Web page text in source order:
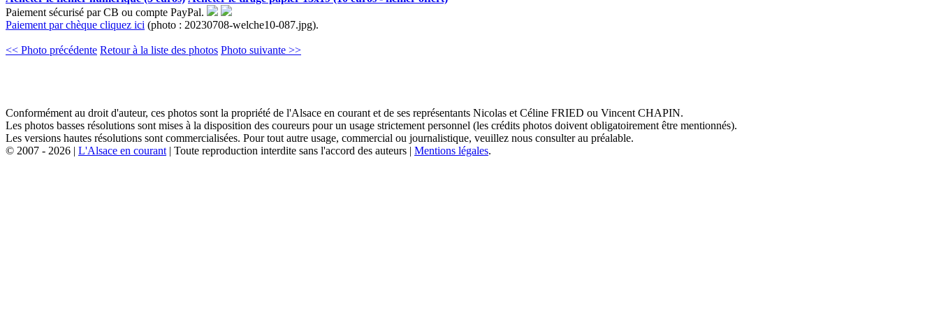
Paiement sécurisé par CB ou compte PayPal.
Paiement par chèque cliquez ici (photo : 20230708-welche10-087.jpg).
<< Photo précédente Retour à la liste des photos Photo suivante >>
Conformément au droit d'auteur, ces photos sont la propriété de l'Alsace en courant et de ses représentants Nicolas et Céline FRIED ou Vincent CHAPIN.
Les photos basses résolutions sont mises à la disposition des coureurs pour un usage strictement personnel (les crédits photos doivent obligatoirement être mentionnés).
Les versions hautes résolutions sont commercialisées. Pour tout autre usage, commercial ou journalistique, veuillez nous consulter au préalable.
© 2007 - 2026 | L'Alsace en courant | Toute reproduction interdite sans l'accord des auteurs | Mentions légales.